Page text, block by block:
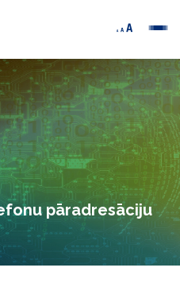
pāradresāciju